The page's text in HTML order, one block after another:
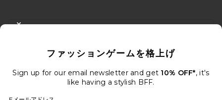
FOOTER
メールを送信することにより、当社のニュースレターに登録。いつで
Email Address
ファッションゲームを格上げ
Sign up for our email newsletter and get 10% OFF*, it's
like having a stylish BFF.